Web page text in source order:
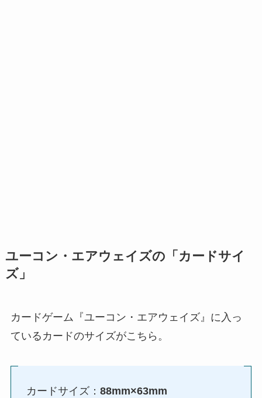
ユーコン・エアウェイズの「カードサイ
ズ」
カードゲーム『ユーコン・エアウェイズ』に入っ
ているカードのサイズがこちら。
カードサイズ： 88mm×63mm